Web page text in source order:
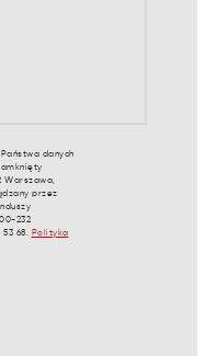
danych
Warszawa,
przez
232
53 68. Polityka